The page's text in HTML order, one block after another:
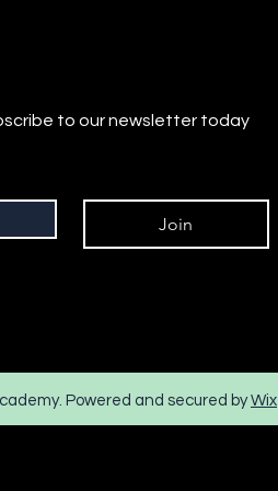
to our newsletter today
Join
Powered and secured byWix